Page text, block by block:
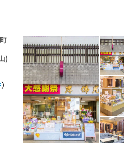
合
展
約
陰
)
）